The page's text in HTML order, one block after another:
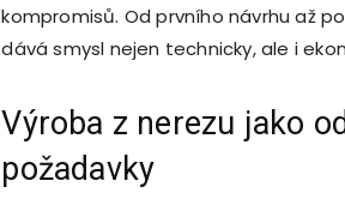
kompromisů. Od prvního návrhu až
dává smysl nejen technicky, ale i
Výroba z nerezu jako
požadavky